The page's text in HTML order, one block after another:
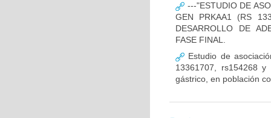
---"ESTUDIO DE
GEN PRKAA1 (RS
DESARROLLO DE
FASE FINAL.
Estudio de
13361707, rs154268 y
gástrico, en población